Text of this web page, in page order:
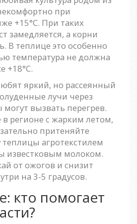
при
+15°C. При таких
замедляется, а корни
В теплице это особенно
температура не должна
+18°C.
яркий, но рассеянный
лучи через
вызвать перегрев.
регионе с жарким летом,
притеняйте
агротекстилем
известковым молоком.
от ожогов и снизит
на 3-5 градусов.
кто помогает